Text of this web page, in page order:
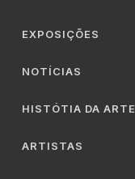
EXPOSIÇÕES
NOTÍCIAS
HISTÓTIA DA ARTE
ARTISTAS